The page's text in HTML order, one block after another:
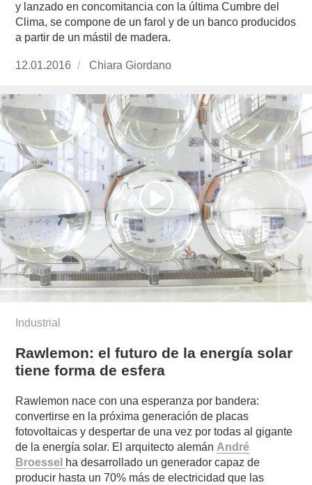
y lanzado en concomitancia con la última Cumbre del
Clima, se compone de un farol y de un banco producidos
a partir de un mástil de madera.
Publicado
12.01.2016
https://www.experimenta.es/author/chiara-
Chiara Giordano
Industrial
Rawlemon: el futuro de la energía solar
tiene forma de esfera
Rawlemon nace con una esperanza por bandera:
convertirse en la próxima generación de placas
fotovoltaicas y despertar de una vez por todas al gigante
de la energía solar. El arquitecto alemán André
Broessel ha desarrollado un generador capaz de
producir hasta un 70% más de electricidad que las